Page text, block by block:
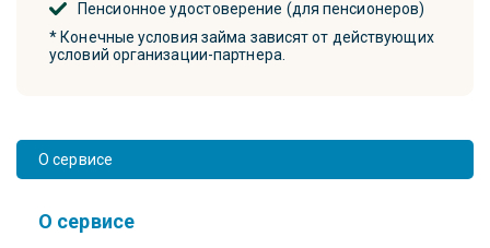
Пенсионное удостоверение (для пенсионеров)
* Конечные условия займа зависят от действующих
условий организации-партнера.
О сервисе
О сервисе